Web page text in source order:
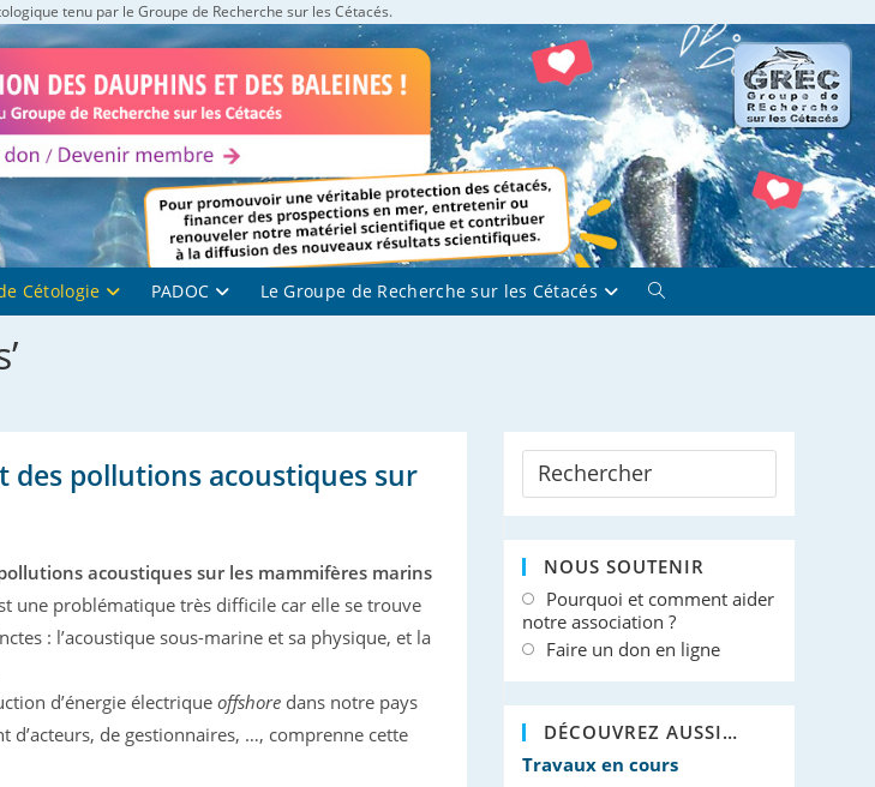
tenu par le Groupe de Recherche sur les Cétacés.
Cétologie PADOC Le Groupe de Recherche sur les Cétacés Toggle
des pollutions acoustiques sur
acoustiques sur les mammifères marins
une problématique très difficile car elle se trouve
: l’acoustique sous-marine et sa physique, et la
d’énergie électriqueoffshore dans notre pays
d’acteurs, de gestionnaires, …, comprenne cette
NOUS SOUTENIR
Pourquoi et comment aider
notre association ?
Faire un don en ligne
DÉCOUVREZ AUSSI…
Travaux en cours